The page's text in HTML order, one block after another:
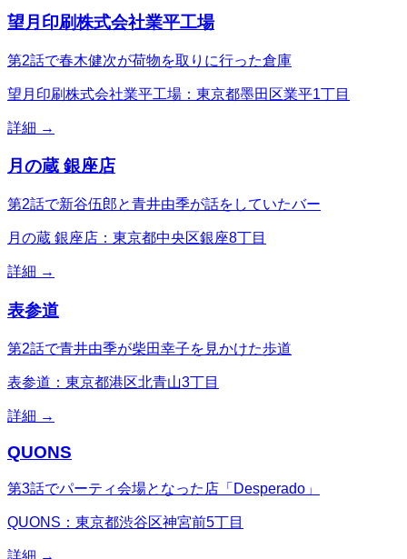
望月印刷株式会社業平工場
第2話で春木健次が荷物を取りに行った倉庫
望月印刷株式会社業平工場：東京都墨田区業平1丁目
詳細 →
月の蔵 銀座店
第2話で新谷伍郎と青井由季が話をしていたバー
月の蔵 銀座店：東京都中央区銀座8丁目
詳細 →
表参道
第2話で青井由季が柴田幸子を見かけた歩道
表参道：東京都港区北青山3丁目
詳細 →
QUONS
第3話でパーティ会場となった店「Desperado」
QUONS：東京都渋谷区神宮前5丁目
詳細 →